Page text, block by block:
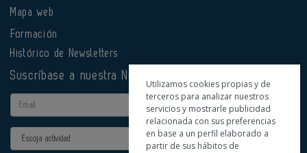
Mapa web
Formación
Histórico de Newsletters
Suscríbase a nuestra Newsletter
Email
Actividad
Utilizamos cookies propias y de
terceros para analizar nuestros
servicios y mostrarle publicidad
relacionada con sus preferencias
en base a un perfil elaborado a
partir de sus hábitos de